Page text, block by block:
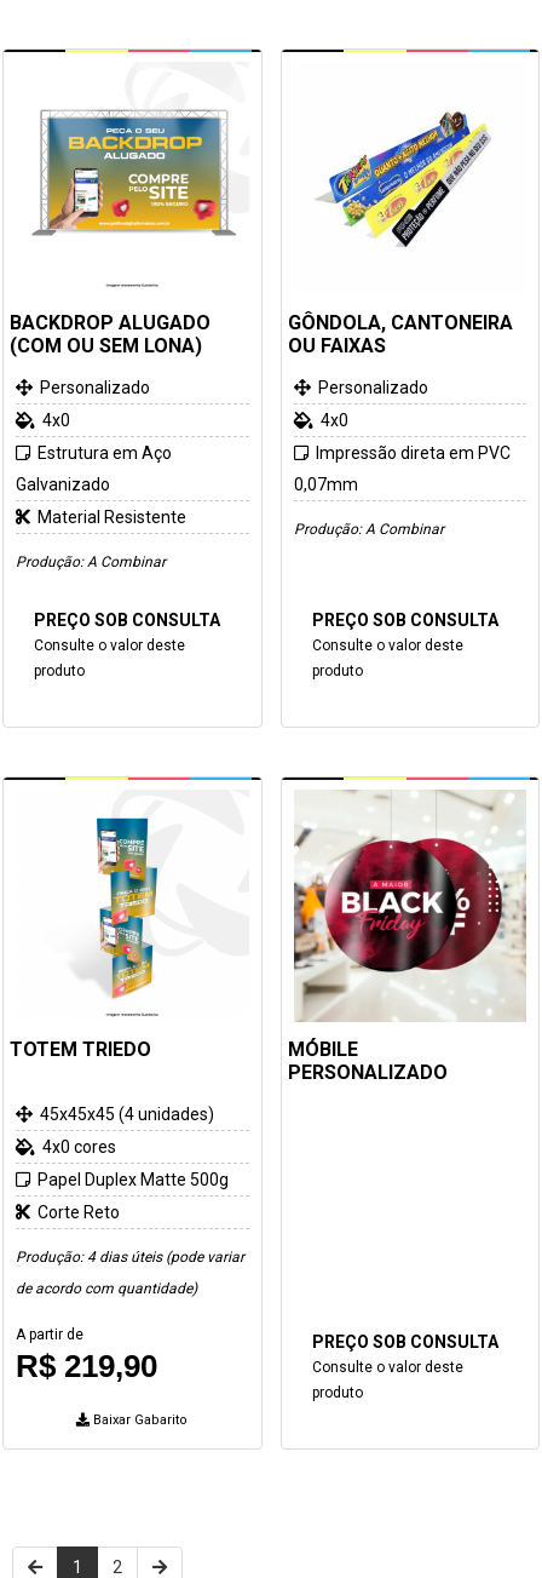
BACKDROP ALUGADO
(COM OU SEM LONA)
Personalizado
4x0
Estrutura em Aço
Galvanizado
Material Resistente
Produção: A Combinar
PREÇO SOB CONSULTA
Consulte o valor deste
produto
GÔNDOLA, CANTONEIRA
OU FAIXAS
Personalizado
4x0
Impressão direta em PVC
0,07mm
Produção: A Combinar
PREÇO SOB CONSULTA
Consulte o valor deste
produto
TOTEM TRIEDO
45x45x45 (4 unidades)
4x0 cores
Papel Duplex Matte 500g
Corte Reto
Produção: 4 dias úteis (pode variar
de acordo com quantidade)
A partir de
R$ 219,90
Baixar Gabarito
MÓBILE
PERSONALIZADO
PREÇO SOB CONSULTA
Consulte o valor deste
produto
1 2